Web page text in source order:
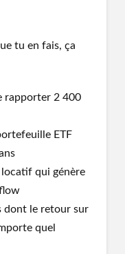
tu en fais, ça
rapporter 2 400
ETF
qui génère
dont le retour sur
quel